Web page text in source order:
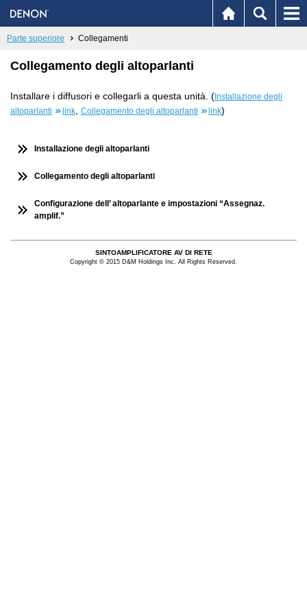
Parte superiore Collegamenti
Collegamento degli altoparlanti
Installare i diffusori e collegarli a questa unità. ( Installazione degli
altoparlanti
link Collegamento degli altoparlanti link)
Installazione degli altoparlanti
Collegamento degli altoparlanti
Configurazione dell’ altoparlante e impostazioni “Assegnaz.
amplif.”
SINTOAMPLIFICATORE AV DI RETE
Copyright © 2015 D&M Holdings Inc. All Rights Reserved.